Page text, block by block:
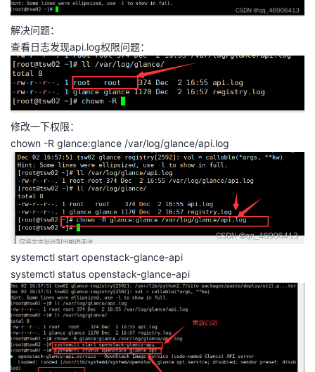
解决问题：
查看日志发现api.log权限问题：
修改一下权限：
chown -R glance:glance /var/log/glance/api.log
systemctl start openstack-glance-api
systemctl status openstack-glance-api